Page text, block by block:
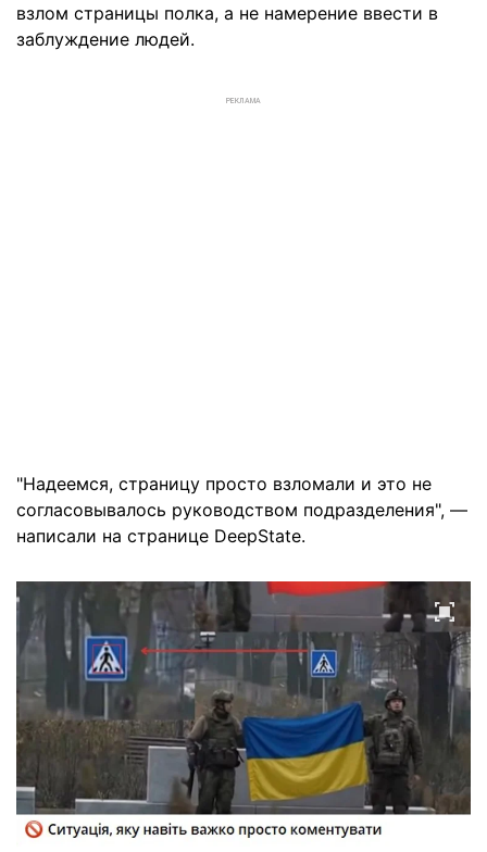
взлом страницы полка, а не намерение ввести в
заблуждение людей.
РЕКЛАМА
"Надеемся, страницу просто взломали и это не
согласовывалось руководством подразделения", —
написали на странице DeepState.